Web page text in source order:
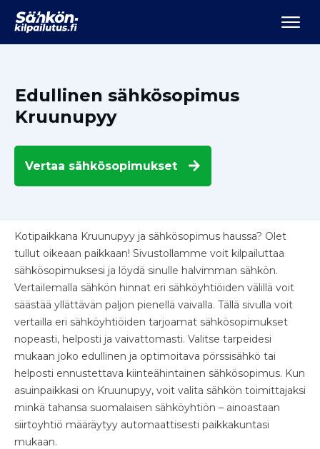
Edullinen sähkösopimus
Kruunupyy
Vertaa sähkösopimukset
Kotipaikkana Kruunupyy ja sähkösopimus haussa? Olet
tullut oikeaan paikkaan! Sivustollamme voit kilpailuttaa
sähkösopimuksesi ja löydä sinulle halvimman sähkön.
Vertailemalla sähkön hinnat eri sähköyhtiöiden välillä voit
säästää yllättävän paljon pienellä vaivalla. Tällä sivulla voit
vertailla eri sähköyhtiöiden tarjoamat sähkösopimukset
nopeasti, helposti ja vaivattomasti. Valitse tarpeidesi
mukaan joko edullinen ja optimoitava pörssisähkö tai
helposti ennustettava kiinteähintainen sähkösopimus. Kun
asuinpaikkasi on Kruunupyy, voit valita sähkön toimittajaksi
minkä tahansa suomalaisen sähköyhtiön – ainoastaan
siirtoyhtiö määräytyy automaattisesti paikkakuntasi
mukaan.